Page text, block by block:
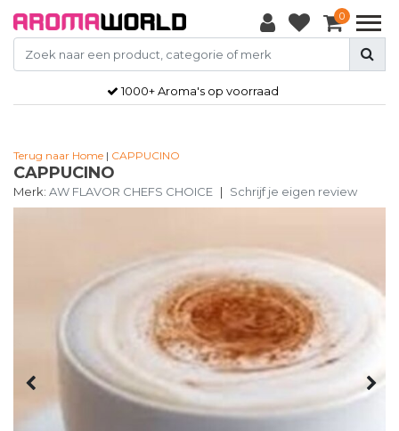
0
1000+ Aroma's op voorraad
Terug naar Home | CAPPUCINO
CAPPUCINO
Merk: AW FLAVOR CHEFS CHOICE | Schrijf je eigen review